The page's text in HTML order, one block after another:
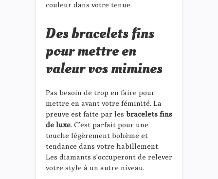
couleur dans votre tenue.
Des bracelets fins
pour mettre en
valeur vos mimines
Pas besoin de trop en faire pour
mettre en avant votre féminité. La
preuve est faite par les bracelets fins
de luxe. C’est parfait pour une
touche légèrement bohème et
tendance dans votre habillement.
Les diamants s’occuperont de relever
votre style à un autre niveau.